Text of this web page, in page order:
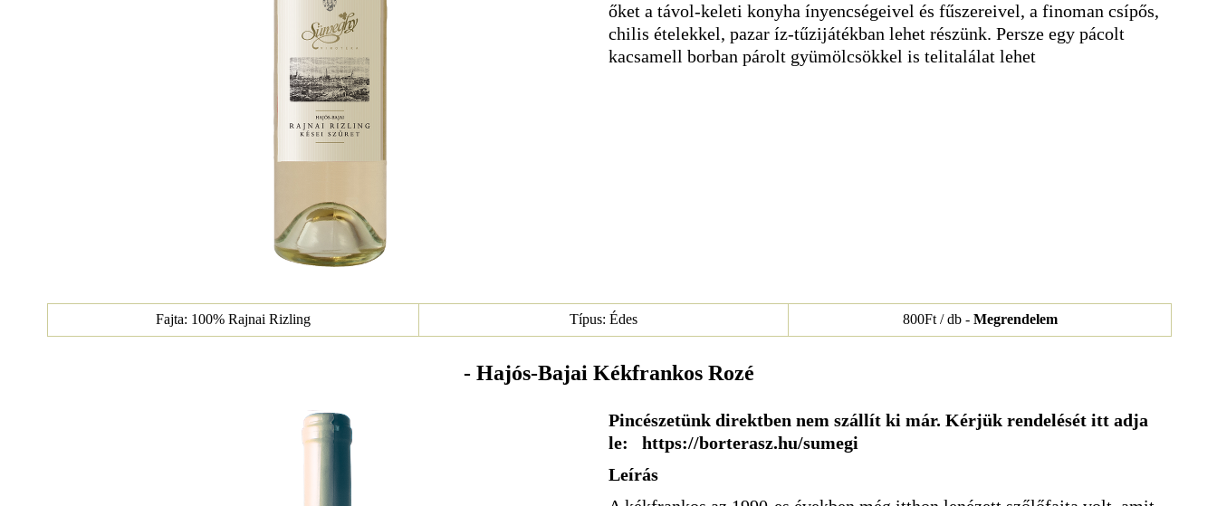
őket a távol-keleti konyha ínyencségeivel és fűszereivel, a finoman csípős,
chilis ételekkel, pazar íz-tűzijátékban lehet részünk. Persze egy pácolt
kacsamell borban párolt gyümölcsökkel is telitalálat lehet
Fajta: 100% Rajnai Rizling Típus: Édes 800Ft / db - Megrendelem
- Hajós-Bajai Kékfrankos Rozé
Pincészetünk direktben nem szállít ki már. Kérjük rendelését itt adja
le: https://borterasz.hu/sumegi
Leírás